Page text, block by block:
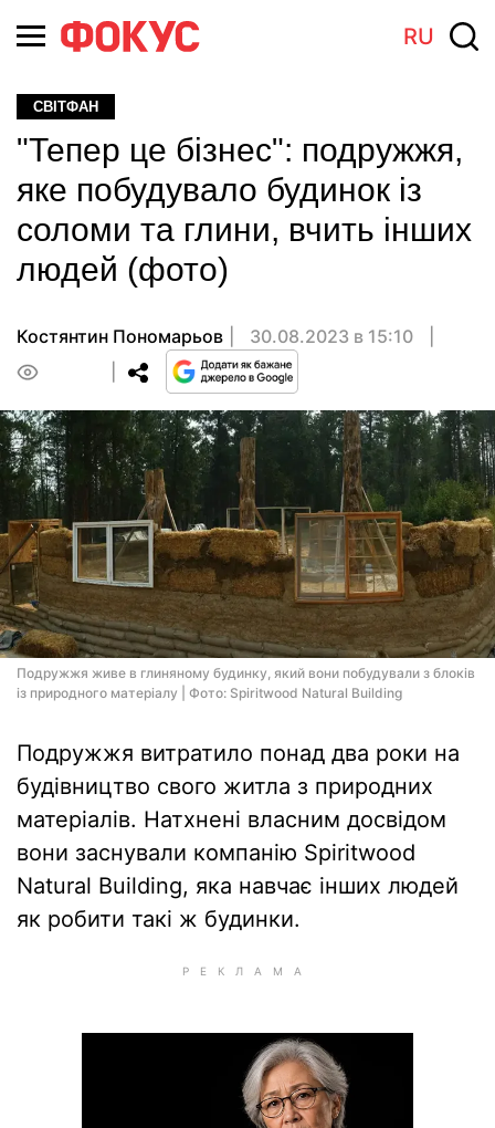
RU
СВІТФАН
"Тепер це бізнес": подружжя,
яке побудувало будинок із
соломи та глини, вчить інших
людей (фото)
Костянтин Пономарьов
30.08.2023 в 15:10
Подружжя живе в глиняному будинку, який вони побудували з блоків
із природного матеріалу | Фото: Spiritwood Natural Building
Подружжя витратило понад два роки на
будівництво свого житла з природних
матеріалів. Натхнені власним досвідом
вони заснували компанію Spiritwood
Natural Building, яка навчає інших людей
як робити такі ж будинки.